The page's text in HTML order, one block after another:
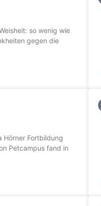
so wenig wie
gegen die
Hörner Fortbildung
Petcampus fand in